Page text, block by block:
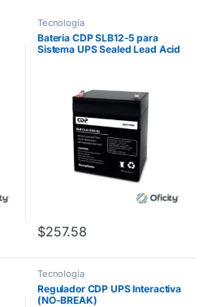
Tecnología
Bateria CDP SLB12-5 para
Sistema UPS Sealed Lead Acid
$257.58
Tecnología
Regulador CDP UPS Interactiva
(NO-BREAK)